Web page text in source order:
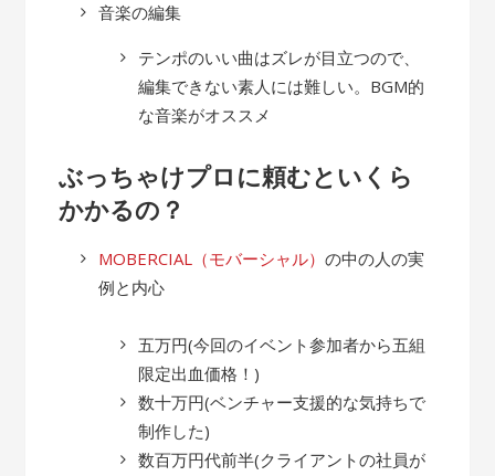
音楽の編集
テンポのいい曲はズレが目立つので、
編集できない素人には難しい。BGM的
な音楽がオススメ
ぶっちゃけプロに頼むといくら
かかるの？
MOBERCIAL（モバーシャル）の中の人の実
例と内心
五万円(今回のイベント参加者から五組
限定出血価格！)
数十万円(ベンチャー支援的な気持ちで
制作した)
数百万円代前半(クライアントの社員が